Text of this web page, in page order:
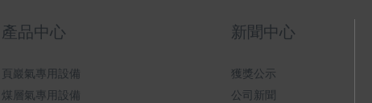
產品中心
頁巖氣專用設備
煤層氣專用設備
新聞中心
獲獎公示
公司新聞